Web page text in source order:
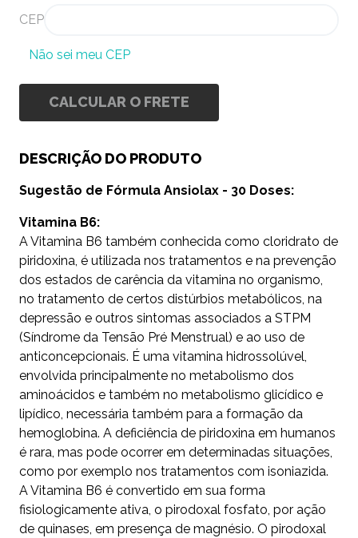
CEP
Não sei meu CEP
CALCULAR O FRETE
DESCRIÇÃO DO PRODUTO
Sugestão de Fórmula Ansiolax - 30 Doses:
Vitamina B6:
A Vitamina B6 também conhecida como cloridrato de
piridoxina, é utilizada nos tratamentos e na prevenção
dos estados de carência da vitamina no organismo,
no tratamento de certos distúrbios metabólicos, na
depressão e outros sintomas associados a STPM
(Síndrome da Tensão Pré Menstrual) e ao uso de
anticoncepcionais. É uma vitamina hidrossolúvel,
envolvida principalmente no metabolismo dos
aminoácidos e também no metabolismo glicídico e
lipídico, necessária também para a formação da
hemoglobina. A deficiência de piridoxina em humanos
é rara, mas pode ocorrer em determinadas situações,
como por exemplo nos tratamentos com isoniazida.
A Vitamina B6 é convertido em sua forma
fisiologicamente ativa, o pirodoxal fosfato, por ação
de quinases, em presença de magnésio. O pirodoxal